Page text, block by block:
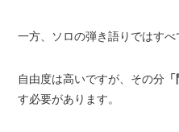
一方、ソロの弾き語りではすべ
自由度は高いですが、その分
す必要があります。